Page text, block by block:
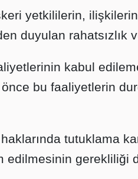
yetkililerin,
duyulan rahatsızlık
kabul
bu faaliyetlerin
tutuklama
edilmesinin gerekliliği